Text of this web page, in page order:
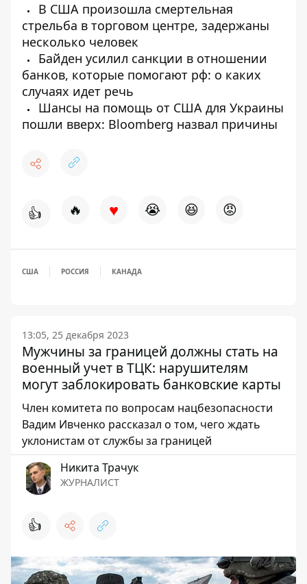
В США произошла смертельная
стрельба в торговом центре, задержаны
несколько человек
Байден усилил санкции в отношении
банков, которые помогают рф: о каких
случаях идет речь
Шансы на помощь от США для Украины
пошли вверх: Bloomberg назвал причины
👍 🔥 ♥ 😭 😆 😡
США РОССИЯ КАНАДА
13:05, 25 декабря 2023
Мужчины за границей должны стать на
военный учет в ТЦК: нарушителям
могут заблокировать банковские карты
Член комитета по вопросам нацбезопасности
Вадим Ивченко рассказал о том, чего ждать
уклонистам от службы за границей
Никита Трачук
ЖУРНАЛИСТ
👍